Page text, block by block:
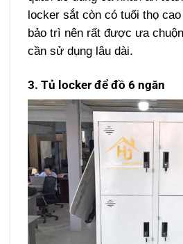
locker sắt còn có tuổi thọ
bảo trì nên rất được ưa
cần sử dụng lâu dài.
3. Tủ locker để đồ 6 ngăn